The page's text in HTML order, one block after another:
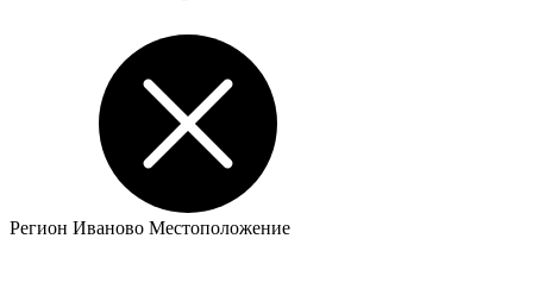
Регион Иваново Местоположение